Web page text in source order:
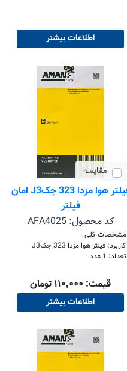
اطلاعات بیشتر
مقایسه
فیلتر هوا مزدا 323 جکJ3 امان
فیلتر
کد محصول:AFA4025
مشخصات کلی
کاربرد: فیلتر هوا مزدا 323 جکJ3
تعداد: 1 عدد
قیمت: ۱۱۰٬۰۰۰ تومان
اطلاعات بیشتر